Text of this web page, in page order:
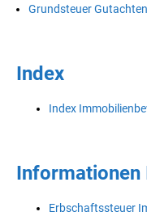
Grundsteuer Gutachten
Index
Index
Informationen
Erbschaftssteuer